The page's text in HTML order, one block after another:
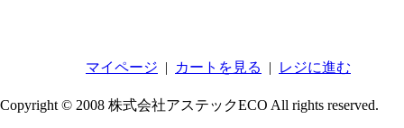
マイページ | カートを見る | レジに進む
Copyright © 2008 株式会社アステックECO All rights reserved.